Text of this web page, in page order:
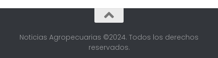
Noticias Agropecuarias ©2024. Todos los derechos
reservados.